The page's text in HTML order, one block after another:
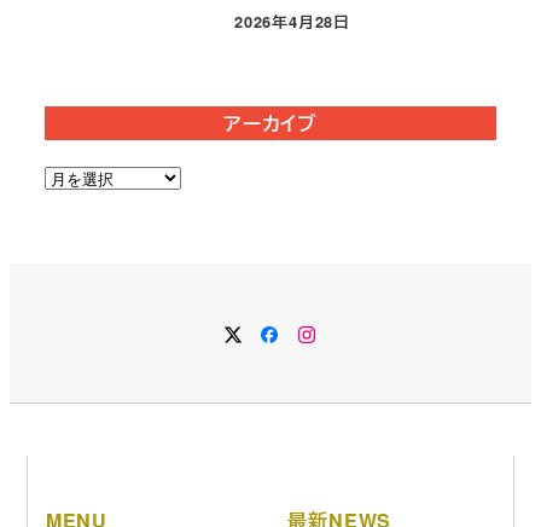
投稿日
2026年4月28日
アーカイブ
ア
MENU 最新NEWS